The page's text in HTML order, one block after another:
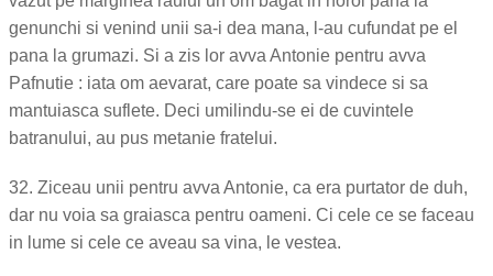
genunchi si venind unii sa-i dea mana, l-au cufundat pe el
pana la grumazi. Si a zis lor avva Antonie pentru avva
Pafnutie : iata om aevarat, care poate sa vindece si sa
mantuiasca suflete. Deci umilindu-se ei de cuvintele
batranului, au pus metanie fratelui.
32. Ziceau unii pentru avva Antonie, ca era purtator de duh,
dar nu voia sa graiasca pentru oameni. Ci cele ce se faceau
in lume si cele ce aveau sa vina, le vestea.